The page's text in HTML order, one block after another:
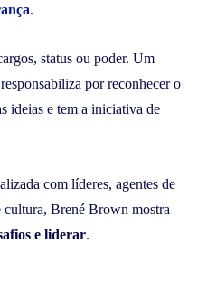
.
status ou poder. Um
por reconhecer o
ideias e tem a iniciativa de
com líderes, agentes de
cultura, Brené Brown mostra
e liderar.